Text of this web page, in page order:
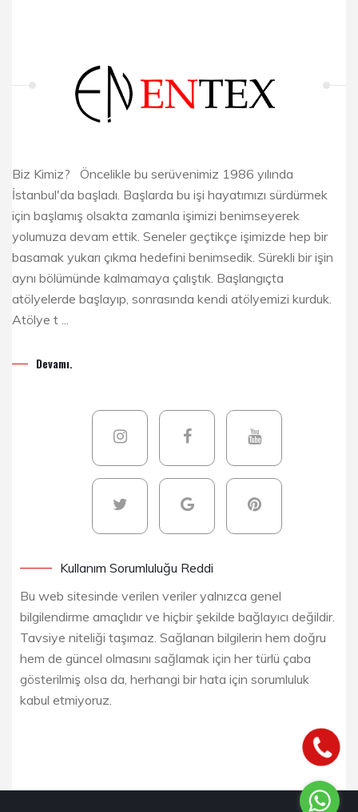
Biz Kimiz? Öncelikle bu serüvenimiz 1986 yılında
İstanbul'da başladı. Başlarda bu işi hayatımızı sürdürmek
için başlamış olsakta zamanla işimizi benimseyerek
yolumuza devam ettik. Seneler geçtikçe işimizde hep bir
basamak yukarı çıkma hedefini benimsedik. Sürekli bir işin
aynı bölümünde kalmamaya çalıştık. Başlangıçta
atölyelerde başlayıp, sonrasında kendi atölyemizi kurduk.
Atölye t ...
Devamı.
Kullanım Sorumluluğu Reddi
Bu web sitesinde verilen veriler yalnızca genel
bilgilendirme amaçlıdır ve hiçbir şekilde bağlayıcı değildir.
Tavsiye niteliği taşımaz. Sağlanan bilgilerin hem doğru
hem de güncel olmasını sağlamak için her türlü çaba
gösterilmiş olsa da, herhangi bir hata için sorumluluk
kabul etmiyoruz.